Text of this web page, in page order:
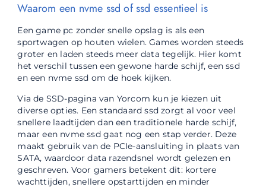
Waarom een nvme ssd of ssd essentieel is
Een game pc zonder snelle opslag is als een
sportwagen op houten wielen. Games worden steeds
groter en laden steeds meer data tegelijk. Hier komt
het verschil tussen een gewone harde schijf, een ssd
en een nvme ssd om de hoek kijken.
Via de SSD-pagina van Yorcom kun je kiezen uit
diverse opties. Een standaard ssd zorgt al voor veel
snellere laadtijden dan een traditionele harde schijf,
maar een nvme ssd gaat nog een stap verder. Deze
maakt gebruik van de PCIe-aansluiting in plaats van
SATA, waardoor data razendsnel wordt gelezen en
geschreven. Voor gamers betekent dit: kortere
wachttijden, snellere opstarttijden en minder